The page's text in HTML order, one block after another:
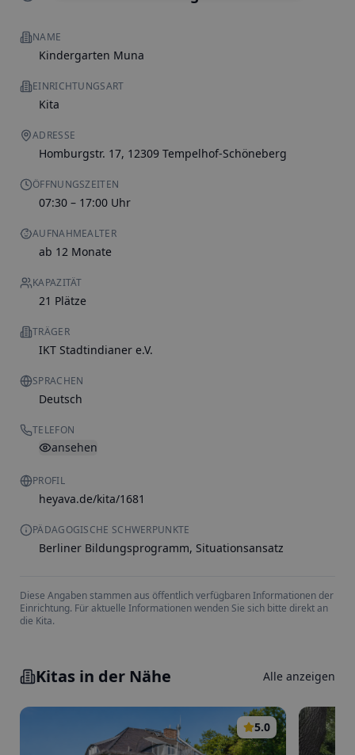
NAME
Kindergarten Muna
EINRICHTUNGSART
Kita
ADRESSE
Homburgstr. 17, 12309 Tempelhof-Schöneberg
ÖFFNUNGSZEITEN
07:30 – 17:00 Uhr
AUFNAHMEALTER
ab 12 Monate
KAPAZITÄT
21 Plätze
TRÄGER
IKT Stadtindianer e.V.
SPRACHEN
Deutsch
TELEFON
ansehen
PROFIL
heyava.de/kita/1681
PÄDAGOGISCHE SCHWERPUNKTE
Berliner Bildungsprogramm, Situationsansatz
Diese Angaben stammen aus öffentlich verfügbaren Informationen der
Einrichtung. Für aktuelle Informationen wenden Sie sich bitte direkt an
die Kita.
Kitas in der Nähe Alle anzeigen
5.0